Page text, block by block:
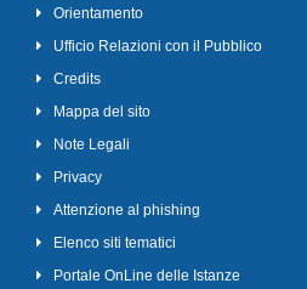
Orientamento
Ufficio Relazioni con il Pubblico
Credits
Mappa del sito
Note Legali
Privacy
Attenzione al phishing
Elenco siti tematici
Portale OnLine delle Istanze